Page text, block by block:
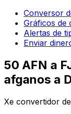
Conversor
Gráficos de
Alertas de
Enviar
50 AFN a
afganos a
Xe convertidor